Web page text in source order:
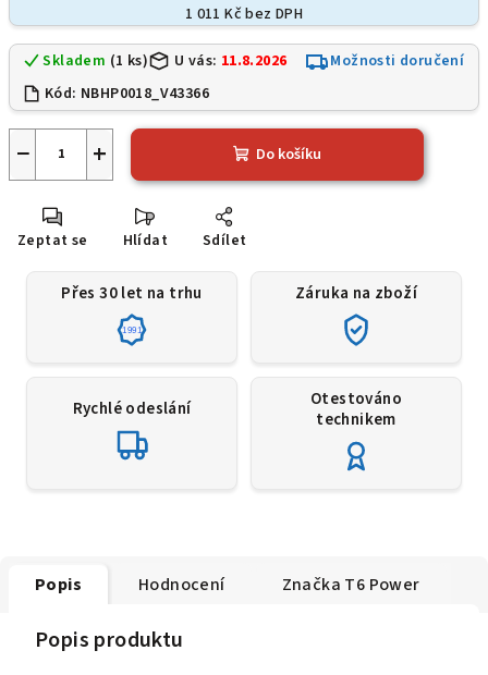
1 011 Kč bez DPH
Skladem (1 ks) U vás: 11.8.2026
Možnosti doručení
Kód: NBHP0018_V43366
+
− Do košíku
Zeptat se Hlídat Sdílet
Přes 30 let na trhu
1991
Záruka na zboží
Rychlé odeslání
Otestováno
technikem
Popis Hodnocení Značka T6 Power
Popis produktu